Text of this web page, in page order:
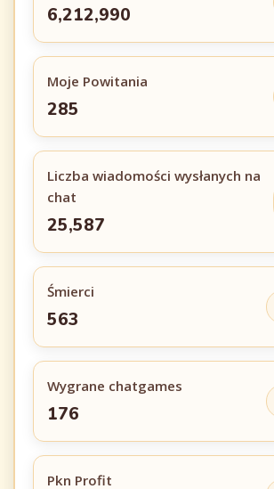
6,212,990
Moje Powitania
285
Liczba wiadomości wysłanych na
chat
25,587
Śmierci
563
Wygrane chatgames
176
Pkn Profit